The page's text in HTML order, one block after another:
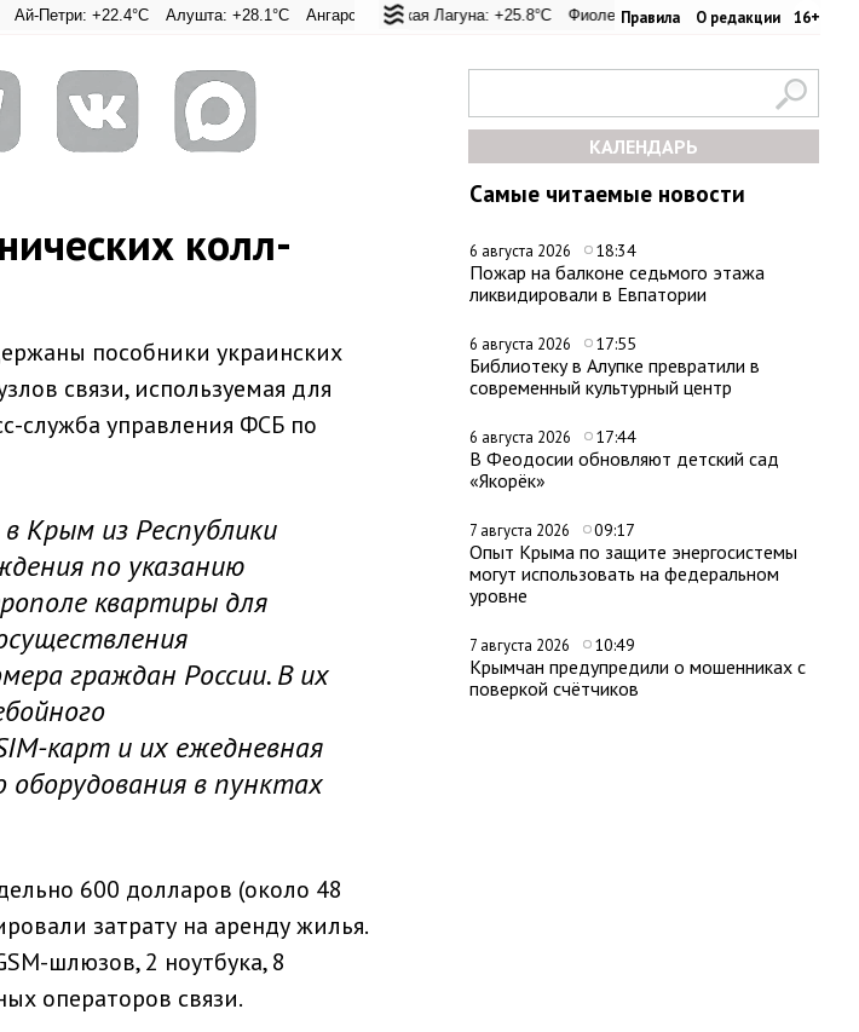
Правила О редакции 16+
Адмиральская Лагуна: +25.8°C Фиолент: +26.1°C Казачья бухта: +26.2°C
+22.4°C Алушта: +28.1°C Ангарский перевал: +25°C Евпатория: +32°C Керчь: +33.1°C Никитский сад:
КАЛЕНДАРЬ
Самые читаемые новости
6 августа 2026 18:34
Пожар на балконе седьмого этажа
ликвидировали в Евпатории
6 августа 2026 17:55
Библиотеку в Алупке превратили в
современный культурный центр
6 августа 2026 17:44
В Феодосии обновляют детский сад
«Якорёк»
7 августа 2026 09:17
Опыт Крыма по защите энергосистемы
могут использовать на федеральном
уровне
7 августа 2026 10:49
Крымчан предупредили о мошенниках с
поверкой счётчиков
колл-
пособники украинских
связи, используемая для
служба управления ФСБ по
Крым из Республики
по указанию
квартиры для
граждан России. В их
карт и их ежедневная
оборудования в пунктах
600 долларов (около 48
затрату на аренду жилья.
шлюзов, 2 ноутбука, 8
операторов связи.